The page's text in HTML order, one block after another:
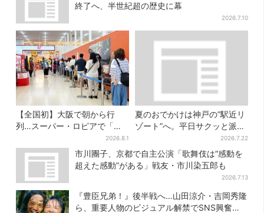
終了へ、半世紀超の歴史に幕
2026.7.10
【全国初】大阪で朝から行
列…スーパー・ロピアで「ど
デカ抽選会」、開始30分で“1
等黒毛和牛”の当選も
2026.8.1
夏のおでかけは神戸の”駅近リ
ゾート”へ。平日サクッと派
も、休日ガッツリ派も！タイ
パ抜群、約20種の楽しみ方
2026.7.22
市川團子、京都で自主公演「歌舞伎は“感動を
超えた感動”がある」戦友・市川染五郎も
2026.7.13
『豊臣兄弟！』後半戦へ…山田涼介・吉岡秀隆
ら、重要人物のビジュアル解禁でSNS興奮